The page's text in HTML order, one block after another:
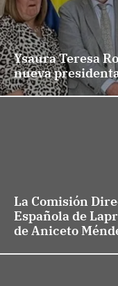
Ysaura Teresa
nueva
La Comisión
Española de
de Aniceto